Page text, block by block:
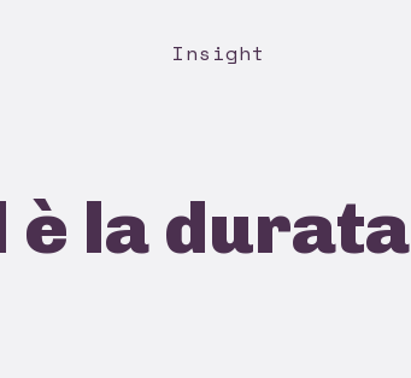
Insight
è la durata